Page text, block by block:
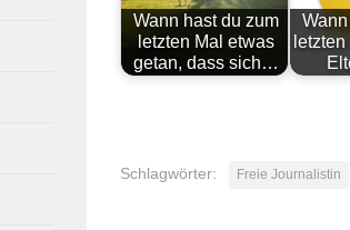
Wann hast du zum
letzten Mal etwas
getan, dass sich…
Schlagwörter: Freie Journalistin